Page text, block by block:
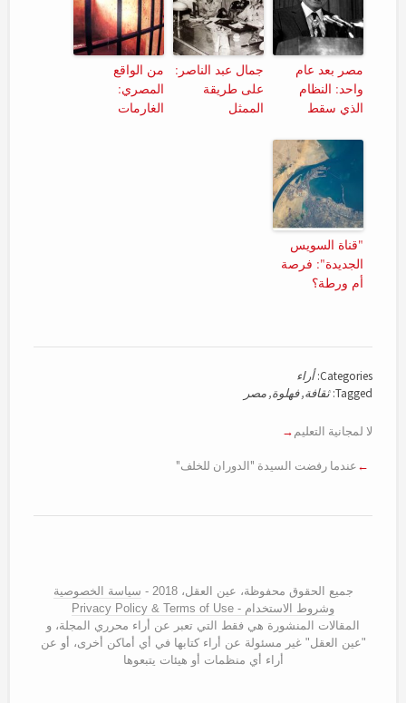
مصر بعد عام
واحد: النظام
الذي سقط
جمال عبد الناصر:
على طريقة
الممثل
من الواقع
المصري:
الغارمات
"قناة السويس
الجديدة": فرصة
أم ورطة؟
Categories: أراء
Tagged: ثقافة,فهلوة,مصر
لا لمجانية التعليم
عندما رفضت السيدة "الدوران للخلف"
جميع الحقوق محفوظة، عين العقل، 2018 -
سياسة الخصوصية
وشروط الاستخدام - Privacy Policy & Terms of Use
المقالات المنشورة هي فقط التي تعبر عن أراء محرري المجلة، و
"عين العقل" غير مسئولة عن أراء كتابها في أي أماكن أخرى، أو عن
أراء أي منظمات أو هيئات يتبعوها